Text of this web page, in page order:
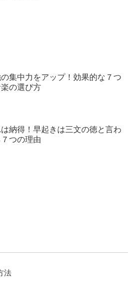
集中力をアップ！効果的な７つ
の選び方
は納得！早起きは三文の徳と言わ
つの理由
法